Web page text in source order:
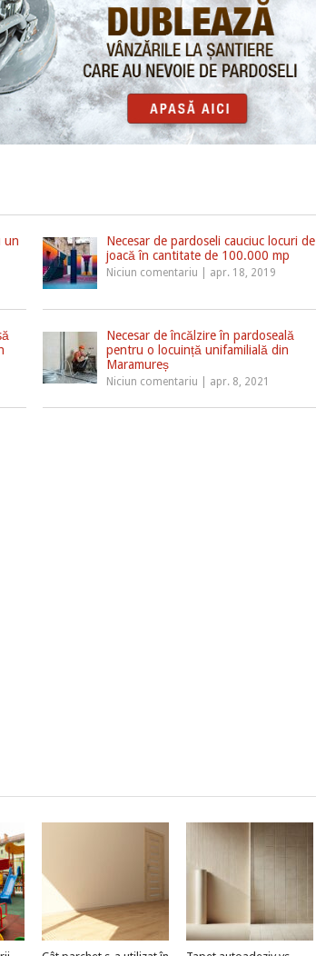
un
Necesar de pardoseli cauciuc locuri de
joacă în cantitate de 100.000 mp
Niciun comentariu apr. 18, 2019
Necesar de încălzire în pardoseală
pentru o locuință unifamilială din
Maramureș
Niciun comentariu apr. 8, 2021